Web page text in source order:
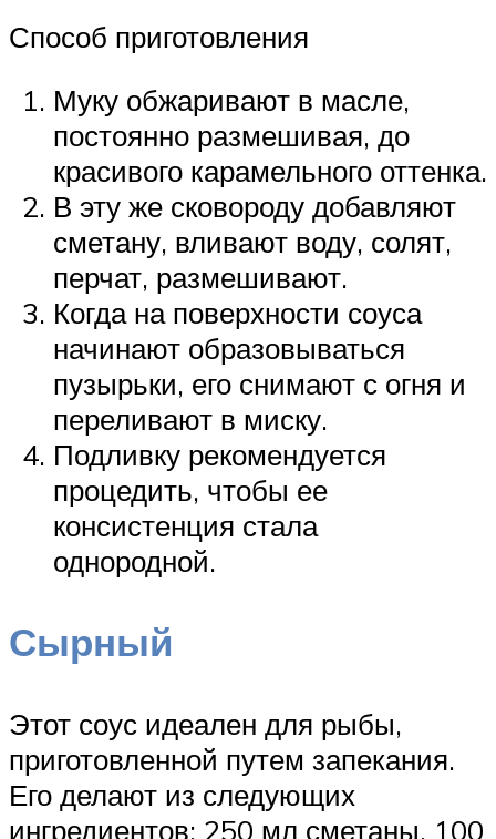
Способ приготовления
Муку обжаривают в масле,
постоянно размешивая, до
красивого карамельного оттенка.
В эту же сковороду добавляют
сметану, вливают воду, солят,
перчат, размешивают.
Когда на поверхности соуса
начинают образовываться
пузырьки, его снимают с огня и
переливают в миску.
Подливку рекомендуется
процедить, чтобы ее
консистенция стала
однородной.
Сырный
Этот соус идеален для рыбы,
приготовленной путем запекания.
Его делают из следующих
ингредиентов: 250 мл сметаны, 100